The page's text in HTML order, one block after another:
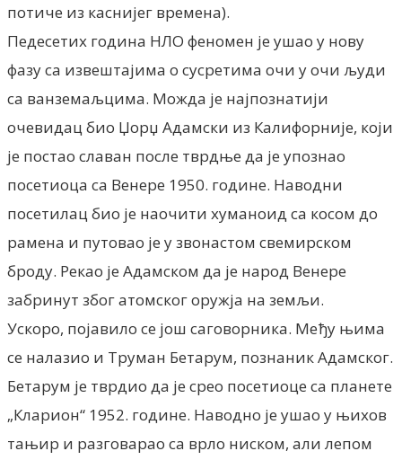
потиче из каснијег времена).
Педесетих година НЛО феномен је ушао у нову
фазу са извештајима о сусретима очи у очи људи
са ванземаљцима. Можда је најпознатији
очевидац био Џорџ Адамски из Калифорније, који
је постао славан после тврдње да је упознао
посетиоца са Венере 1950. године. Наводни
посетилац био је наочити хуманоид са косом до
рамена и путовао је у звонастом свемирском
броду. Рекао је Адамском да је народ Венере
забринут због атомског оружја на земљи.
Ускоро, појавило се још саговорника. Међу њима
се налазио и Труман Бетарум, познаник Адамског.
Бетарум је тврдио да је срео посетиоце са планете
„Кларион“ 1952. године. Наводно је ушао у њихов
тањир и разговарао са врло ниском, али лепом